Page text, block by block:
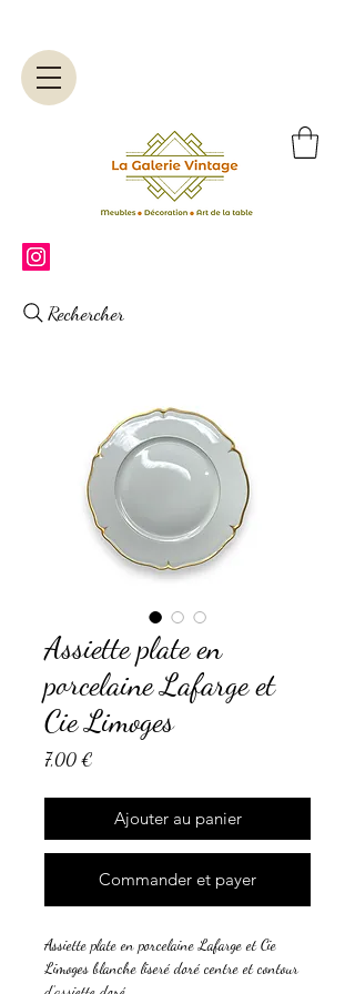
Rechercher
Assiette plate en
porcelaine Lafarge et
Cie Limoges
7,00 €
Ajouter au panier
Commander et payer
Assiette plate en porcelaine Lafarge et Cie
Limoges blanche liseré doré centre et contour